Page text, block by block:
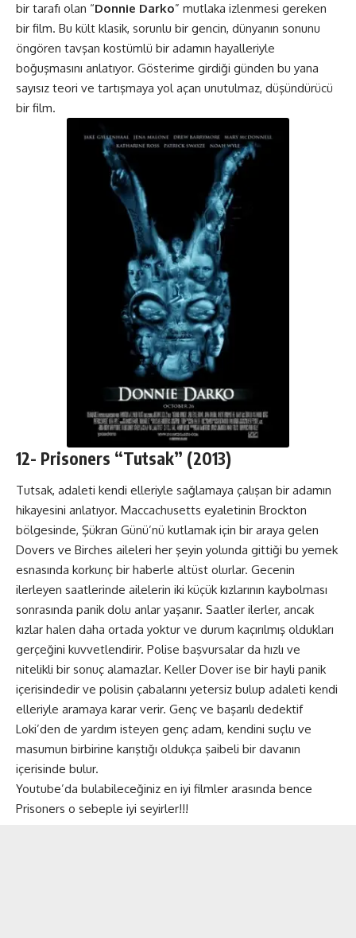
bir tarafı olan “Donnie Darko” mutlaka izlenmesi gereken
bir film. Bu kült klasik, sorunlu bir gencin, dünyanın sonunu
öngören tavşan kostümlü bir adamın hayalleriyle
boğuşmasını anlatıyor. Gösterime girdiği günden bu yana
sayısız teori ve tartışmaya yol açan unutulmaz, düşündürücü
bir film.
12- Prisoners “Tutsak” (2013)
Tutsak, adaleti kendi elleriyle sağlamaya çalışan bir adamın
hikayesini anlatıyor. Maccachusetts eyaletinin Brockton
bölgesinde, Şükran Günü’nü kutlamak için bir araya gelen
Dovers ve Birches aileleri her şeyin yolunda gittiği bu yemek
esnasında korkunç bir haberle altüst olurlar. Gecenin
ilerleyen saatlerinde ailelerin iki küçük kızlarının kaybolması
sonrasında panik dolu anlar yaşanır. Saatler ilerler, ancak
kızlar halen daha ortada yoktur ve durum kaçırılmış oldukları
gerçeğini kuvvetlendirir. Polise başvursalar da hızlı ve
nitelikli bir sonuç alamazlar. Keller Dover ise bir hayli panik
içerisindedir ve polisin çabalarını yetersiz bulup adaleti kendi
elleriyle aramaya karar verir. Genç ve başarılı dedektif
Loki’den de yardım isteyen genç adam, kendini suçlu ve
masumun birbirine karıştığı oldukça şaibeli bir davanın
içerisinde bulur.
Youtube’da bulabileceğiniz en iyi filmler arasında bence
Prisoners o sebeple iyi seyirler!!!